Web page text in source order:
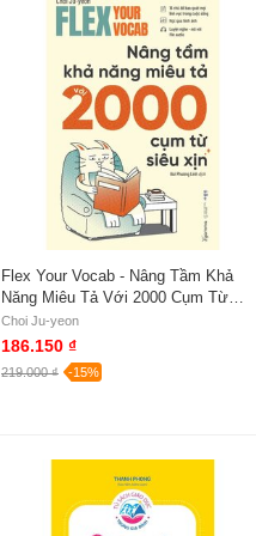
Flex Your Vocab - Nâng Tầm Khả
Năng Miêu Tả Với 2000 Cụm Từ
Siêu Xịn - Choi Ju-yeon
Choi Ju-yeon
186.150 ₫
219.000 ₫ -15%